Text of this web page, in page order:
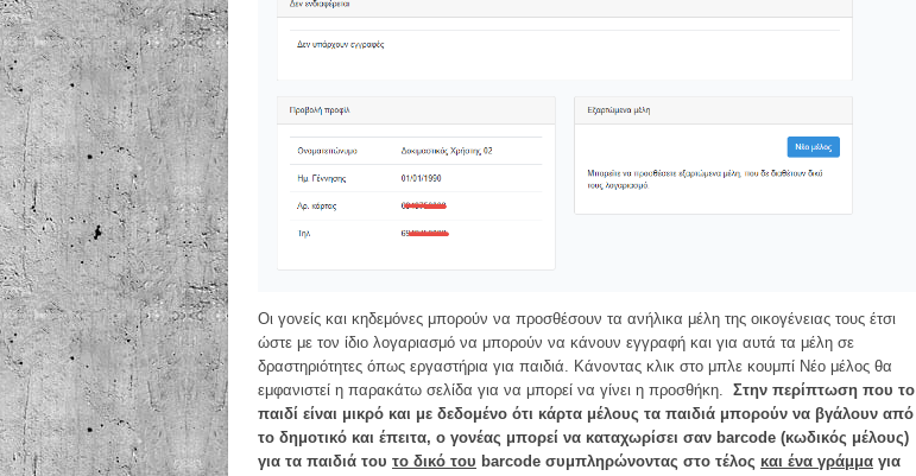
Οι γονείς και κηδεμόνες μπορούν να προσθέσουν τα ανήλικα μέλη της οικογένειας τους έτσι
ώστε με τον ίδιο λογαριασμό να μπορούν να κάνουν εγγραφή και για αυτά τα μέλη σε
δραστηριότητες όπως εργαστήρια για παιδιά. Κάνοντας κλικ στο μπλε κουμπί Νέο μέλος θα
εμφανιστεί η παρακάτω σελίδα για να μπορεί να γίνει η προσθήκη. Στην περίπτωση που το
παιδί είναι μικρό και με δεδομένο ότι κάρτα μέλους τα παιδιά μπορούν να βγάλουν από
το δημοτικό και έπειτα, ο γονέας μπορεί να καταχωρίσει σαν barcode (κωδικός μέλους)
για τα παιδιά του το δικό του barcode συμπληρώνοντας στο τέλος και ένα γράμμα για